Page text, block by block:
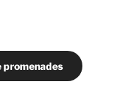
promenades